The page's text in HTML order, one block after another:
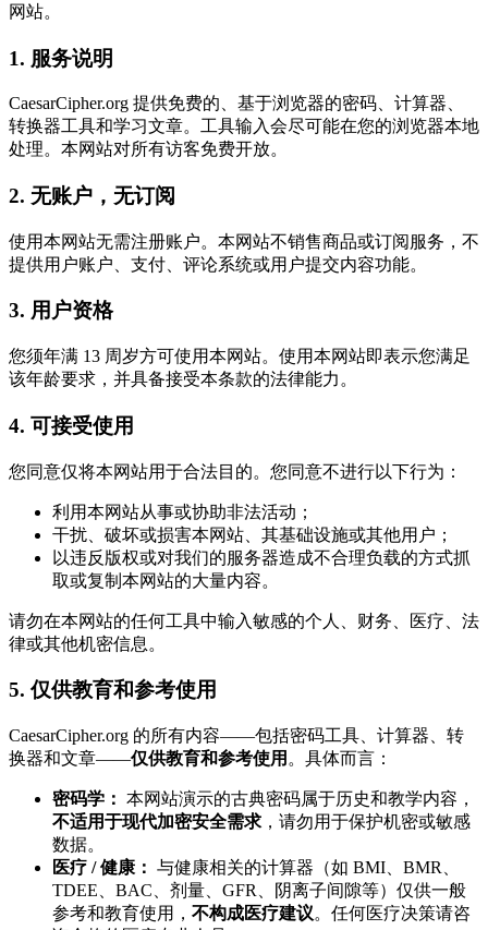
网站。
1. 服务说明
CaesarCipher.org 提供免费的、基于浏览器的密码、计算器、
转换器工具和学习文章。工具输入会尽可能在您的浏览器本地
处理。本网站对所有访客免费开放。
2. 无账户，无订阅
使用本网站无需注册账户。本网站不销售商品或订阅服务，不
提供用户账户、支付、评论系统或用户提交内容功能。
3. 用户资格
您须年满 13 周岁方可使用本网站。使用本网站即表示您满足
该年龄要求，并具备接受本条款的法律能力。
4. 可接受使用
您同意仅将本网站用于合法目的。您同意不进行以下行为：
利用本网站从事或协助非法活动；
干扰、破坏或损害本网站、其基础设施或其他用户；
以违反版权或对我们的服务器造成不合理负载的方式抓
取或复制本网站的大量内容。
请勿在本网站的任何工具中输入敏感的个人、财务、医疗、法
律或其他机密信息。
5. 仅供教育和参考使用
CaesarCipher.org 的所有内容——包括密码工具、计算器、转
换器和文章——仅供教育和参考使用 。具体而言：
密码学： 本网站演示的古典密码属于历史和教学内容，
不适用于现代加密安全需求 ，请勿用于保护机密或敏感
数据。
医疗 / 健康： 与健康相关的计算器（如 BMI、BMR、
TDEE、BAC、剂量、GFR、阴离子间隙等）仅供一般
参考和教育使用， 不构成医疗建议。任何医疗决策请咨